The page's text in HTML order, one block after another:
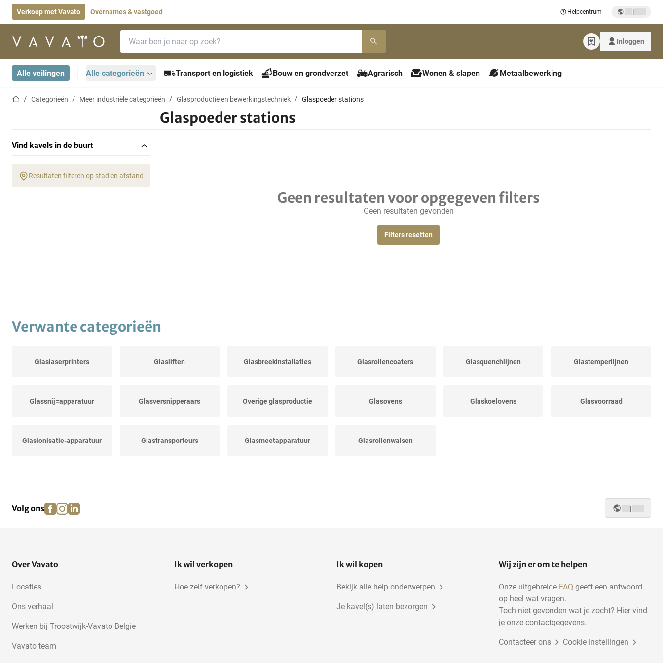
Verkoop met Vavato Overnames & vastgoed Helpcentrum |
Startpagina Inloggen
Alle veilingen Alle categorieën Transport en logistiek Bouw en grondverzet Agrarisch Wonen & slapen Metaalbewerking
StartpaginaCategorieën Meer industriële categorieën Glasproductie en bewerkingstechniek Glaspoeder stations
Glaspoeder stations
Vind kavels in de buurt
Resultaten filteren op stad en afstand
Geen resultaten voor opgegeven filters
Geen resultaten gevonden
Filters resetten
Verwante categorieën
Glaslaserprinters Glasliften Glasbreekinstallaties Glasrollencoaters Glasquenchlijnen Glastemperlijnen
Glassnij=apparatuur Glasversnipperaars Overige glasproductie Glasovens Glaskoelovens Glasvoorraad
Glasionisatie-apparatuur Glastransporteurs Glasmeetapparatuur Glasrollenwalsen
Volg ons facebook
instagram
linkedin |
Over Vavato
Locaties
Ons verhaal
Werken bij Troostwijk-Vavato Belgie
Vavato team
Ik wil verkopen
Hoe zelf verkopen?
Ik wil kopen
Bekijk alle help onderwerpen
Je kavel(s) laten bezorgen
Wij zijn er om te helpen
Onze uitgebreide FAQ geeft een antwoord
op heel wat vragen.
Toch niet gevonden wat je zocht? Hier vind
je onze contactgegevens.
Contacteer ons Cookie instellingen